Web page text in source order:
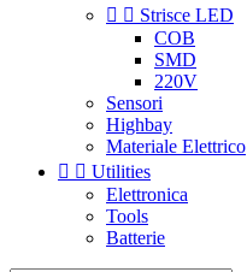
  Strisce LED
COB
SMD
220V
Sensori
Highbay
Materiale Elettrico
  Utilities
Elettronica
Tools
Batterie